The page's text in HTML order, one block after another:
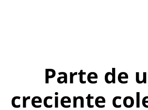
Parte de
creciente